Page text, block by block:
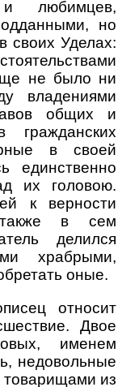
любимцев,
но
своих Уделах:
не было ни
владениями
общих и
в своей
единственно
их головою.
к верности
также в сем
делился
храбрыми,
оные.
относит
Двое
именем
недовольные
товарищами из